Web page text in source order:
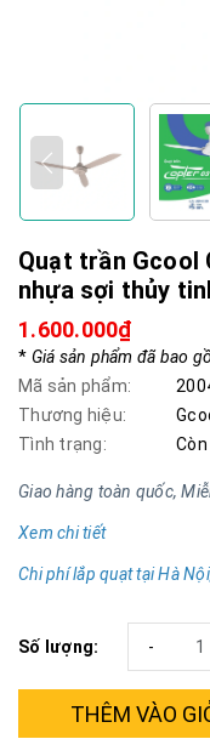
Quạt trần Gcool
nhựa sợi thủy
1.600.000₫
* Giá sản phẩm đã bao
Mã sản phẩm:
Thương hiệu:
Tình trạng:
Giao hàng toàn quốc,
Xem chi tiết
Chi phí lắp quạt tại Hà
Số lượng: -
THÊM VÀO